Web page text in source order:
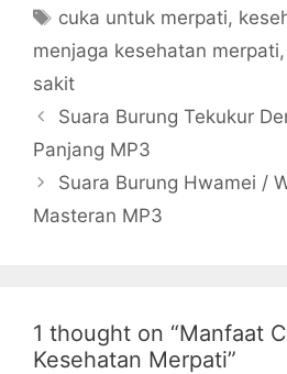
Tags
cuka untuk merpati,
menjaga kesehatan merpati,
sakit
Suara Burung Tekukur
Panjang MP3
Suara Burung Hwamei /
Masteran MP3
1 thought on “Manfaat
Kesehatan Merpati”